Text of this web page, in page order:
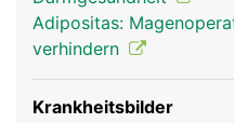
Adipositas:
verhindern
Krankheitsbilder